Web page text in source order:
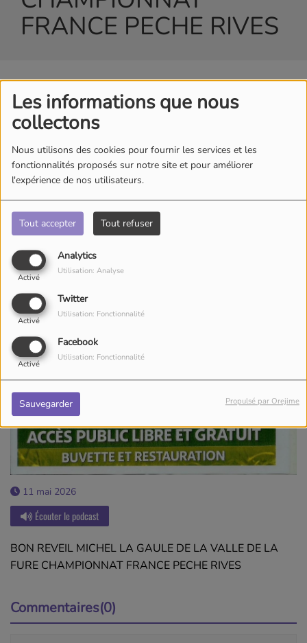
Les informations que nous
collectons
Nous utilisons des cookies pour fournir les services et les
fonctionnalités proposés sur notre site et pour améliorer
l'expérience de nos utilisateurs.
Tout accepter Tout refuser
Analytics
Activé
Utilisation: Analyse
Twitter
Activé
Utilisation: Fonctionnalité
Facebook
Activé
Utilisation: Fonctionnalité
Sauvegarder Propulsé par Orejime
FRANCE PECHE RIVES
11 mai 2026
Écouter le podcast
BON REVEIL MICHEL LA GAULE DE LA VALLE DE LA
FURE CHAMPIONNAT FRANCE PECHE RIVES
Commentaires(0)